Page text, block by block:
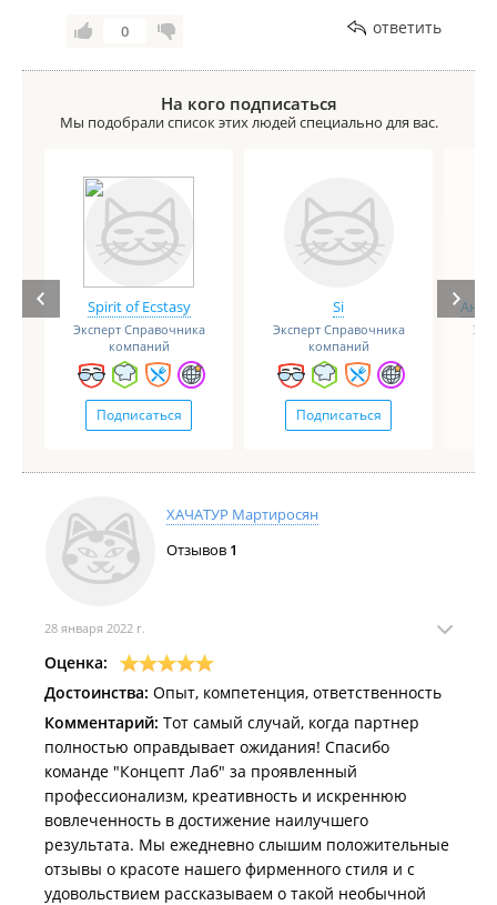
0 ответить
На кого подписаться
Мы подобрали список этих людей специально для вас.
Spirit of Ecstasy
Эксперт Справочника
компаний
Подписаться
Si
Эксперт Справочника
компаний
Подписаться
ХАЧАТУР Мартиросян
Отзывов 1
28 января 2022 г.
Оценка:
Достоинства: Опыт, компетенция, ответственность
Комментарий: Тот самый случай, когда партнер
полностью оправдывает ожидания! Спасибо
команде "Концепт Лаб" за проявленный
профессионализм, креативность и искреннюю
вовлеченность в достижение наилучшего
результата. Мы ежедневно слышим положительные
отзывы о красоте нашего фирменного стиля и с
удовольствием рассказываем о такой необычной